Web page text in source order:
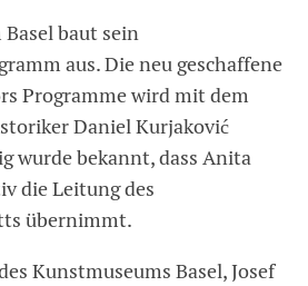
baut sein
aus. Die neu geschaffene
Programme wird mit dem
Daniel Kurjaković
wurde bekannt, dass Anita
die Leitung des
übernimmt.
Kunstmuseums Basel, Josef